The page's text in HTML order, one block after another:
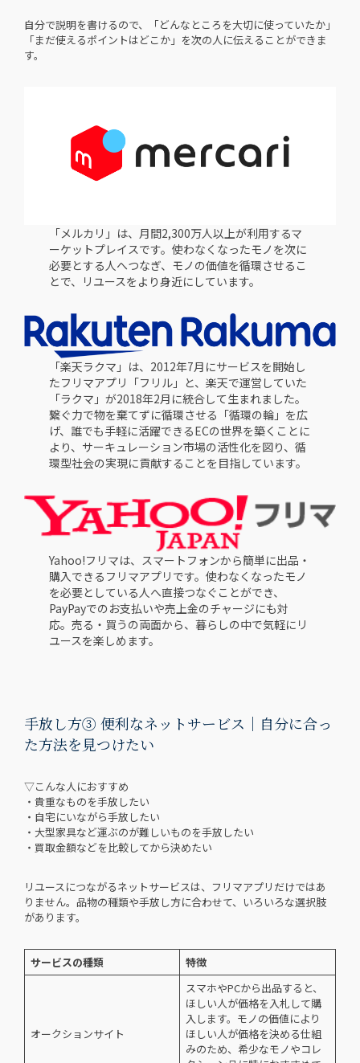
自分で説明を書けるので、「どんなところを大切に使っていたか」
「まだ使えるポイントはどこか」を次の人に伝えることができま
す。
「メルカリ」は、月間2,300万人以上が利用するマ
ーケットプレイスです。使わなくなったモノを次に
必要とする人へつなぎ、モノの価値を循環させるこ
とで、リユースをより身近にしています。
「楽天ラクマ」は、2012年7月にサービスを開始し
たフリマアプリ「フリル」と、楽天で運営していた
「ラクマ」が2018年2月に統合して生まれました。
繋ぐ力で物を棄てずに循環させる「循環の輪」を広
げ、誰でも手軽に活躍できるECの世界を築くことに
より、サーキュレーション市場の活性化を図り、循
環型社会の実現に貢献することを目指しています。
Yahoo!フリマは、スマートフォンから簡単に出品・
購入できるフリマアプリです。使わなくなったモノ
を必要としている人へ直接つなぐことができ、
PayPayでのお支払いや売上金のチャージにも対
応。売る・買うの両面から、暮らしの中で気軽にリ
ユースを楽しめます。
手放し方③ 便利なネットサービス｜自分に合っ
た方法を見つけたい
▽こんな人におすすめ
・貴重なものを手放したい
・自宅にいながら手放したい
・大型家具など運ぶのが難しいものを手放したい
・買取金額などを比較してから決めたい
リユースにつながるネットサービスは、フリマアプリだけではあ
りません。品物の種類や手放し方に合わせて、いろいろな選択肢
があります。
サービスの種類 特徴
オークションサイト
スマホやPCから出品すると、
ほしい人が価格を入札して購
入します。モノの価値により
ほしい人が価格を決める仕組
みのため、希少なモノやコレ